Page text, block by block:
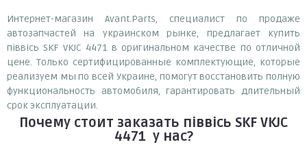
Интернет-магазин Avant.Parts, специалист по продаже
автозапчастей на украинском рынке, предлагает купить
піввісь SKF VKJC 4471 в оригинальном качестве по отличной
цене. Только сертифицированные комплектующие, которые
реализуем мы по всей Украине, помогут восстановить полную
функциональность автомобиля, гарантировать длительный
срок эксплуатации.
Почему стоит заказать піввісь SKF VKJC
4471 у нас?